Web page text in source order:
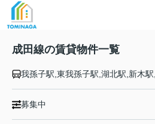
成田線の賃貸物件一覧
募集中